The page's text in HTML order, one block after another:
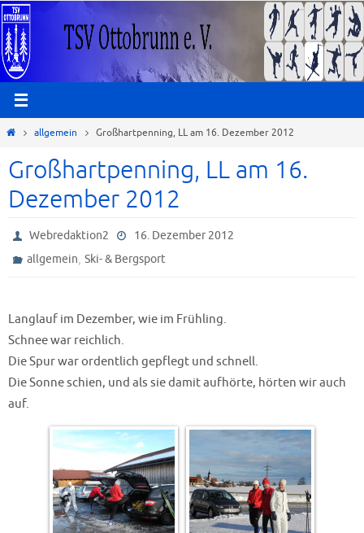
Zum
Inhalt
springen
Startallgemein Großhartpenning, LL am 16. Dezember 2012
Großhartpenning, LL am 16.
Dezember 2012
Webredaktion2
16. Dezember 2012
allgemein,Ski- & Bergsport
Langlauf im Dezember, wie im Frühling.
Schnee war reichlich.
Die Spur war ordentlich gepflegt und schnell.
Die Sonne schien, und als sie damit aufhörte, hörten wir auch
auf.